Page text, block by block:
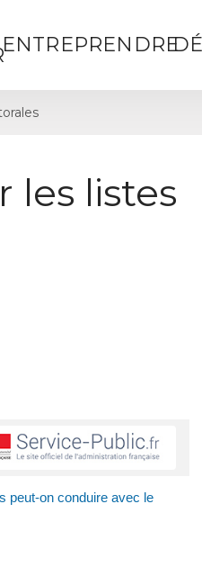
ENTREPRENDRE
les listes
peut-on conduire avec le